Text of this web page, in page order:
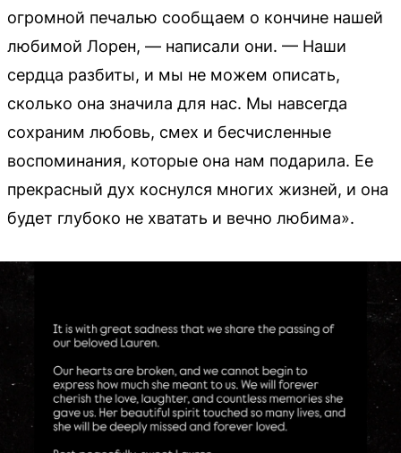
огромной печалью сообщаем о кончине нашей
любимой Лорен, — написали они. — Наши
сердца разбиты, и мы не можем описать,
сколько она значила для нас. Мы навсегда
сохраним любовь, смех и бесчисленные
воспоминания, которые она нам подарила. Ее
прекрасный дух коснулся многих жизней, и она
будет глубоко не хватать и вечно любима».